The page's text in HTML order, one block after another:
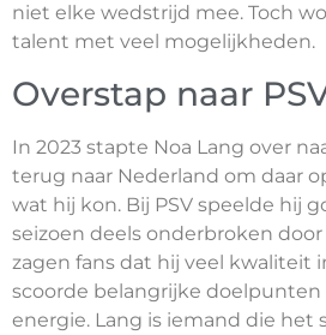
niet elke wedstrijd mee. Toch
talent met veel mogelijkheden.
Overstap naar
In 2023 stapte Noa Lang over
terug naar Nederland om daar
wat hij kon. Bij PSV speelde hij
seizoen deels onderbroken door
zagen fans dat hij veel kwaliteit
scoorde belangrijke
energie. Lang is iemand die het